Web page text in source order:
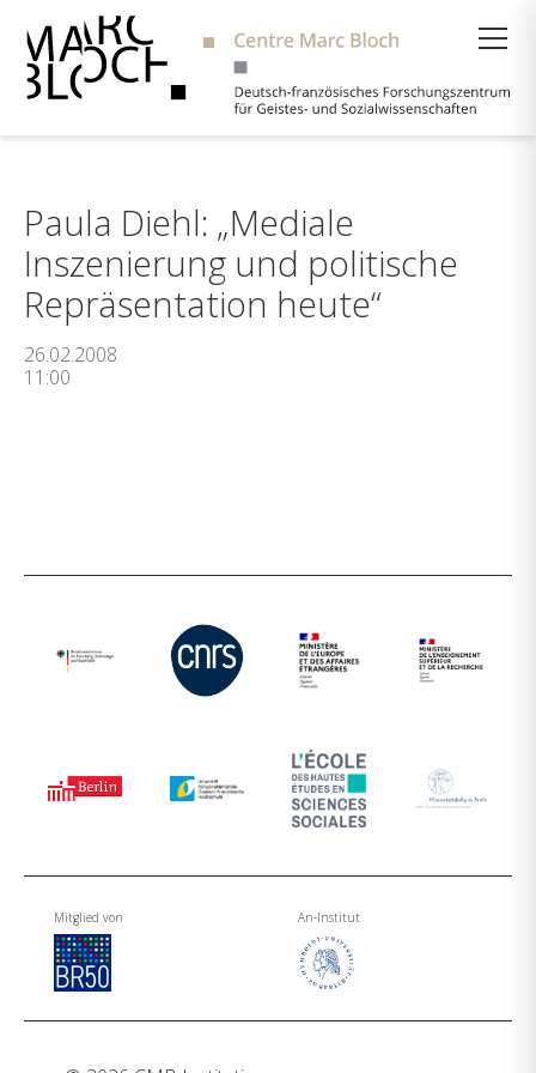
Paula Diehl: „Mediale
Inszenierung und politische
Repräsentation heute“
26.02.2008
11:00
Mitglied von An-Institut